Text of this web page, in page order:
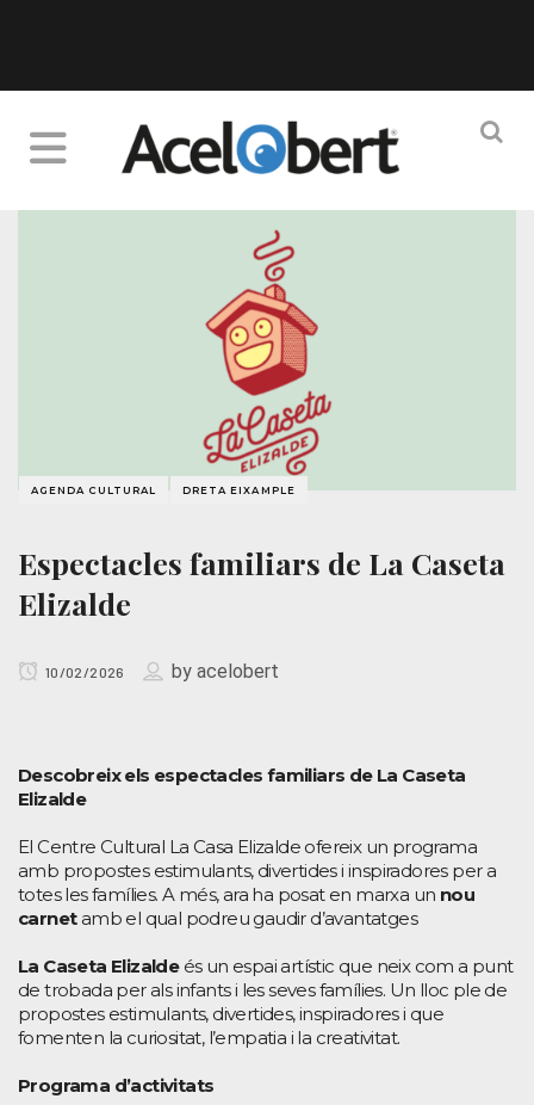
AGENDA CULTURAL DRETA EIXAMPLE
Espectacles familiars de La Caseta
Elizalde
10/02/2026 by acelobert
Descobreix els espectacles familiars de La Caseta
Elizalde
El Centre Cultural La Casa Elizalde ofereix un programa
amb propostes estimulants, divertides i inspiradores per a
totes les famílies. A més, ara ha posat en marxa un nou
carnetamb el qual podreu gaudir d’avantatges
La Caseta Elizaldeés un espai artístic que neix com a punt
de trobada per als infants i les seves famílies. Un lloc ple de
propostes estimulants, divertides, inspiradores i que
fomenten la curiositat, l’empatia i la creativitat.
Programa d’activitats